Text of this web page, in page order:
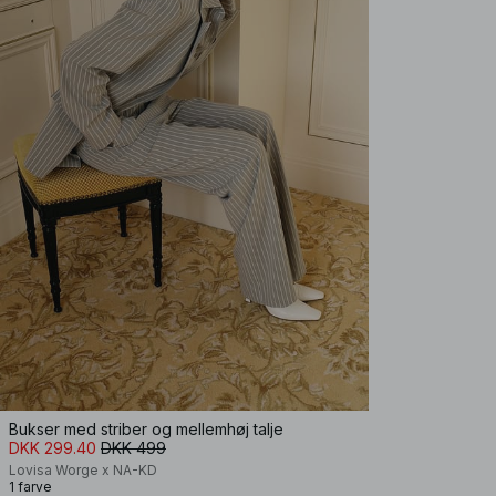
Bukser med striber og mellemhøj talje
DKK 299.40 DKK 499
Lovisa Worge x NA-KD
1 farve